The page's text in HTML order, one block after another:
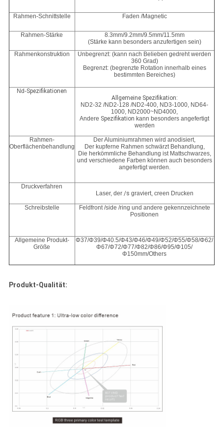
Rahmen-Schnittstelle Faden /Magnetic
Rahmen-Stärke
8.3mm/9.2mm/9.5mm/11.5mm
(Stärke kann besonders anzufertigen sein)
Rahmenkonstruktion
Unbegrenzt: (kann nach Belieben gedreht werden
360 Grad)
Begrenzt: (begrenzte Rotation innerhalb eines
bestimmten Bereiches)
Nd-Spezifikationen
Allgemeine Spezifikation:
ND2-32 /ND2-128 /ND2-400, ND3-1000, ND64-
1000, ND2000~ND4000,
Andere Spezifikation kann besonders angefertigt
werden
Rahmen-
Oberflächenbehandlung
Der Aluminiumrahmen wird anodisiert,
Der kupferne Rahmen schwärzt Behandlung,
Die herkömmliche Behandlung ist Mattschwarzes,
und verschiedene Farben können auch besonders
angefertigt werden.
Druckverfahren
Laser, der/s graviert, creen Drucken
Schreibstelle
Feldfront /side /ring und andere gekennzeichnete
Positionen
Allgemeine Produkt-
Größe
Φ37/Φ39/Φ40.5/Φ43/Φ46/Φ49/Φ52/Φ55/Φ58/Φ62/
Φ67/Φ72/Φ77/Φ82/Φ86/Φ95/Φ105/
Φ150mm/Others
Produkt-Qualität: